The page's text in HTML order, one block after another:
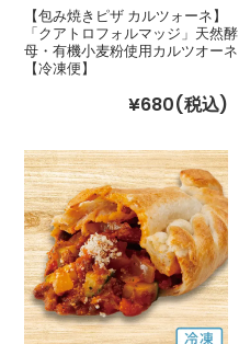
【包み焼きピザ カルツォーネ】
「クアトロフォルマッジ」天然酵
母・有機小麦粉使用カルツオーネ
【冷凍便】
¥680(税込)